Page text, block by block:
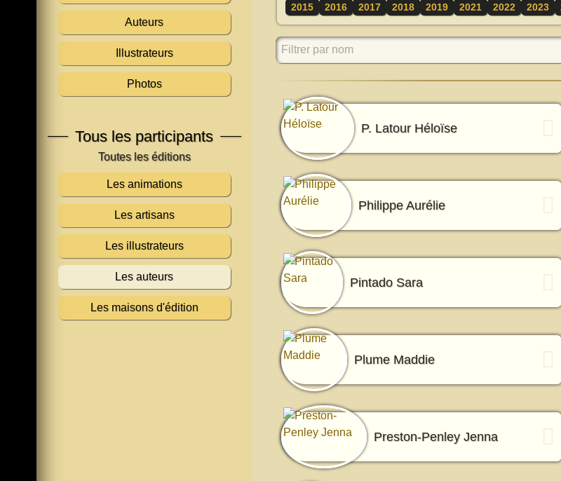
Auteurs
Illustrateurs
Photos
Tous les participants
Les animations
Les artisans
Les illustrateurs
Les auteurs
Les maisons d'édition
2015 2016 2017 2018 2019 2021 2022 2023
Filtrer par nom
P. Latour Héloïse
Philippe Aurélie
Pintado Sara
Plume Maddie
Preston-Penley Jenna